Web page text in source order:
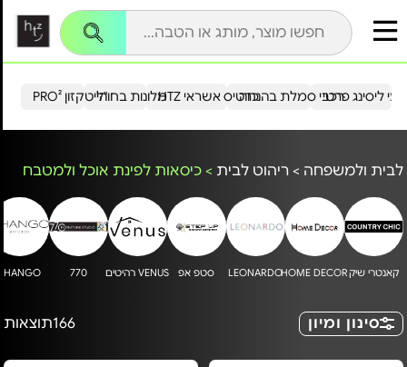
הייטקזון PRO²מלונות בחו"ל כרטיס אשראי HTZ ליסינג פרטירכבי סמלת בהנחה
לבית ולמשפחה > ריהוט לבית > כיסאות לפינת אוכל ולמטבח
קאנטרי שיק HOME DECOR
LEONARDO סטפ אפ VENUS רהיטים 770
סינון ומיון 166תוצאות